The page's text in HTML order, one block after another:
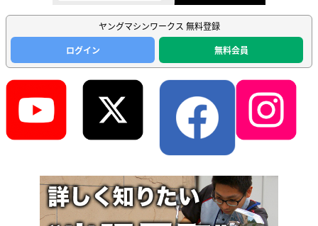
ヤングマシンワークス 無料登録
ログイン
無料会員